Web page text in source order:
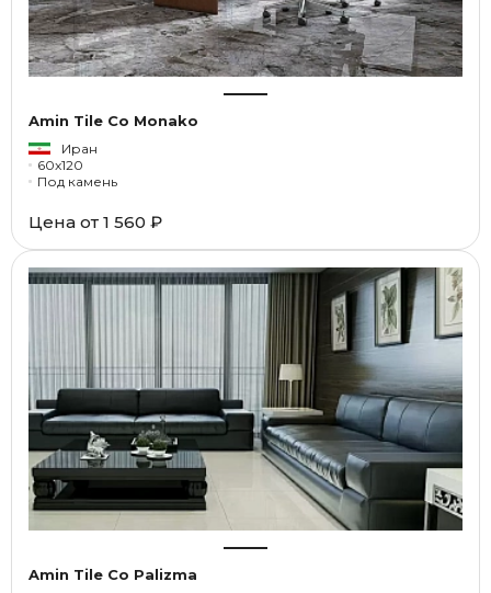
Amin Tile Co Monako
Иран
60x120
Под камень
Цена от 1 560 ₽
Amin Tile Co Palizma